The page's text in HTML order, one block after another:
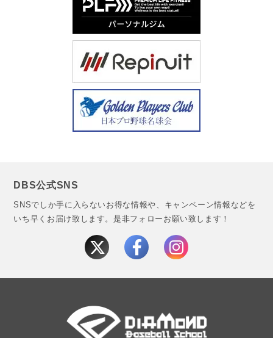
DBS公式SNS
SNSでしか手に入らないお得な情報や、キャンペーン情報などを
いち早くお届け致します。 是非フォローお願い致します！